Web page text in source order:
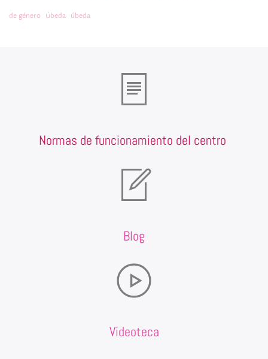
de género Úbeda úbeda
Normas de funcionamiento del centro
Blog
Videoteca